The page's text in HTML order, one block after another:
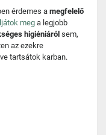
érdemes amegfelelő
meg a legjobb
higiéniáról sem,
az ezekre
tartsátok karban.